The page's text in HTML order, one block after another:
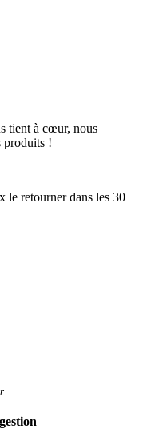
tient à cœur, nous
produits !
le retourner dans les 30